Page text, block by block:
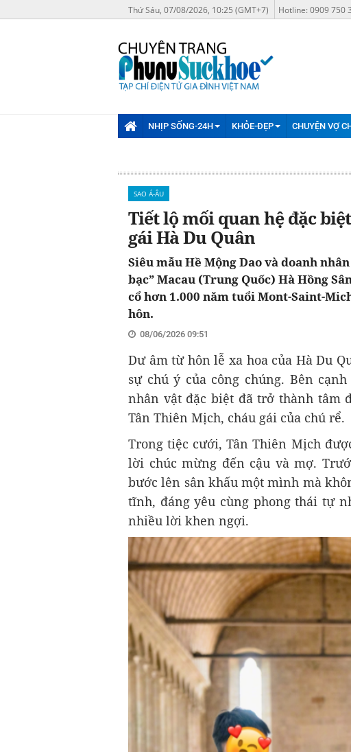
Thứ Sáu, 07/08/2026, 10:25 (GMT+7) Hotline: 0909 750
NHỊP SỐNG-24H KHỎE-ĐẸP CHUYỆN VỢ
SAO Á-ÂU
Tiết lộ mối quan hệ đặc
gái Hà Du Quân
Siêu mẫu Hề Mộng Dao và doanh
bạc” Macau (Trung Quốc) Hà Hồng
cổ hơn 1.000 năm tuổi Mont-Saint-
hôn.
08/06/2026 09:51
Dư âm từ hôn lễ xa hoa của Hà Du
sự chú ý của công chúng. Bên
nhân vật đặc biệt đã trở thành tâm
Tân Thiên Mịch, cháu gái của chú rể.
Trong tiệc cưới, Tân Thiên Mịch
lời chúc mừng đến cậu và mợ.
bước lên sân khấu một mình mà
tĩnh, đáng yêu cùng phong thái tự
nhiều lời khen ngợi.